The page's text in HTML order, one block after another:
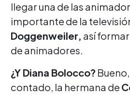
llegar una de las
importante de la
Doggenweiler, así
de animadores.
¿Y Diana Bolocco?
contado, la hermana de